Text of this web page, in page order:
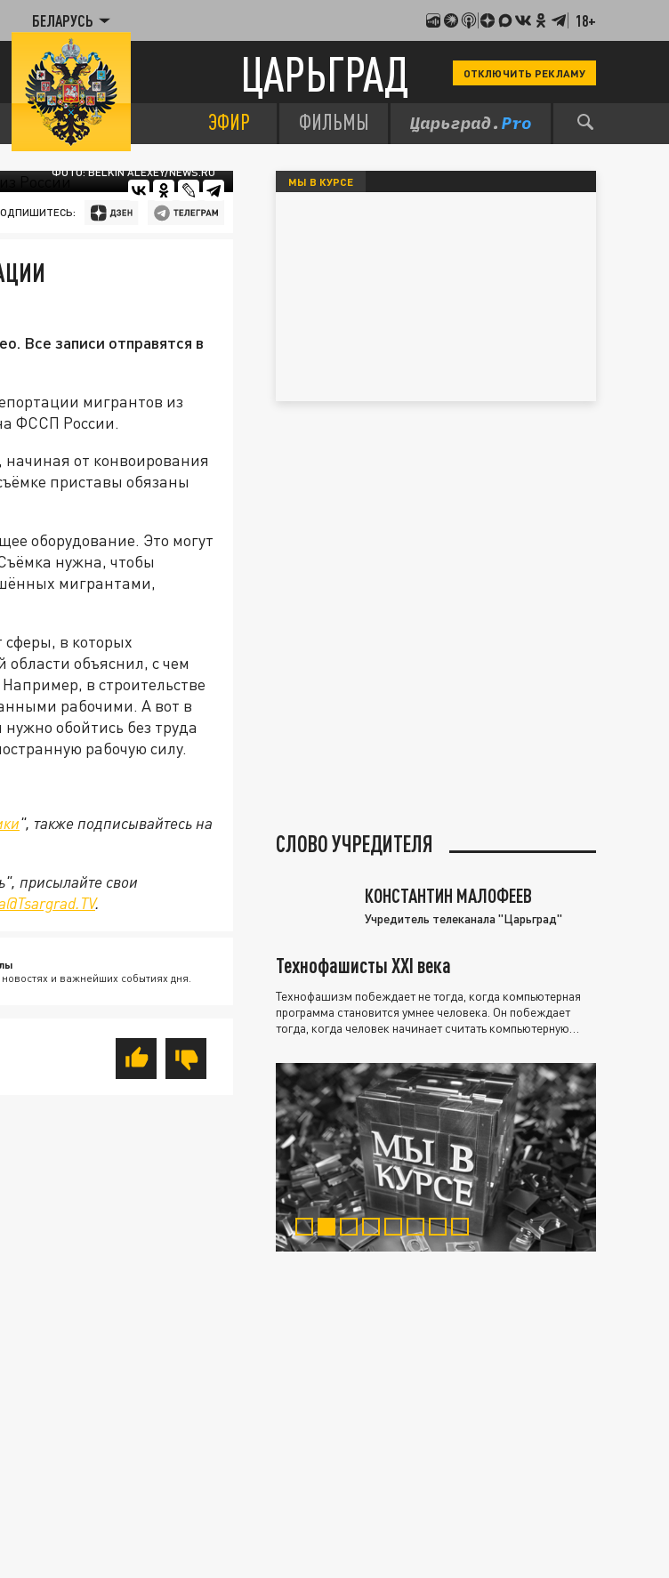
БЕЛАРУСЬ 18+
ЦАРЬГРАД ОТКЛЮЧИТЬ РЕКЛАМУ
ЭФИР ФИЛЬМЫ
ФОТО: BELKIN ALEXEY/NEWS.RU
Все записи отправятся в
мигрантов из
ФССП России.
начиная от конвоирования
приставы обязаны
оборудование. Это могут
нужна, чтобы
мигрантами,
сферы, в которых
области объяснил, с чем
в строительстве
рабочими. А вот в
обойтись без труда
рабочую силу.
", также подписывайтесь на
присылайте свои
.
и важнейших событиях дня.
МЫ В КУРСЕ
СЛОВО УЧРЕДИТЕЛЯ
КОНСТАНТИН МАЛОФЕЕВ
Учредитель телеканала "Царьград"
Технофашисты XXI века
Технофашизм побеждает не тогда, когда компьютерная
программа становится умнее человека. Он побеждает
тогда, когда человек начинает считать компьютерную